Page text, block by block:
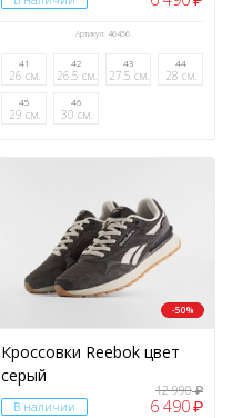
Артикул: 46456
41
26 см.
42
26.5 см.
43
27.5 см.
44
28 см.
45
29 см.
46
30 см.
-50%
Кроссовки Reebok цвет
серый
В наличии
12 990₽
6 490₽